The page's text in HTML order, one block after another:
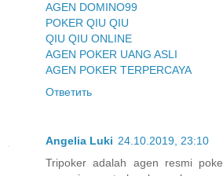
AGEN DOMINO99
POKER QIU QIU
QIU QIU ONLINE
AGEN POKER UANG ASLI
AGEN POKER TERPERCAYA
Ответить
Angelia Luki 24.10.2019, 23:10
Tripoker adalah agen resmi